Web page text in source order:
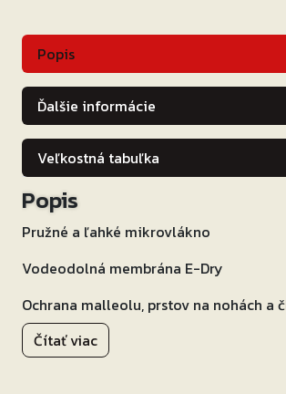
Popis
Ďalšie informácie
Veľkostná tabuľka
Popis
Pružné a ľahké mikrovlákno
Vodeodolná membrána E-Dry
Ochrana malleolu, prstov na nohách a
Systém šnurovania
Čítať viac